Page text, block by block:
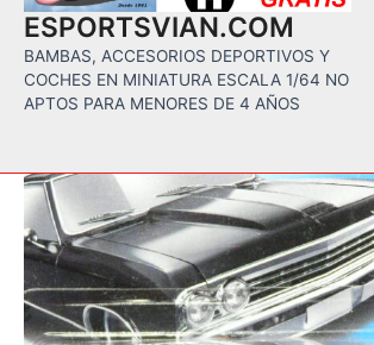
ESPORTSVIAN.COM
BAMBAS, ACCESORIOS DEPORTIVOS Y
COCHES EN MINIATURA ESCALA 1/64 NO
APTOS PARA MENORES DE 4 AÑOS